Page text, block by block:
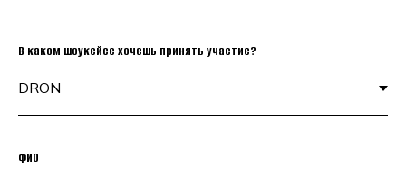
В каком шоукейсе хочешь принять участие?
ФИО